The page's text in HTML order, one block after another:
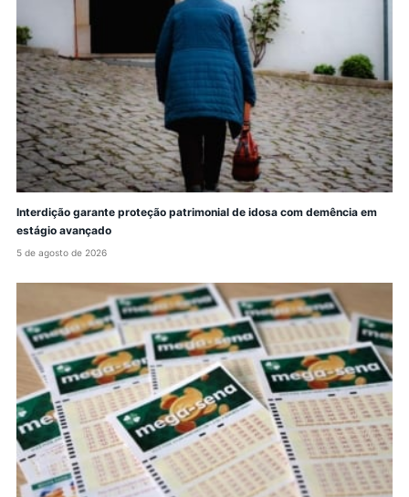
Interdição garante proteção patrimonial de idosa com demência em
estágio avançado
5 de agosto de 2026